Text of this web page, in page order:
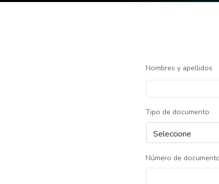
Nombres y apellidos
Tipo de documento
Número de